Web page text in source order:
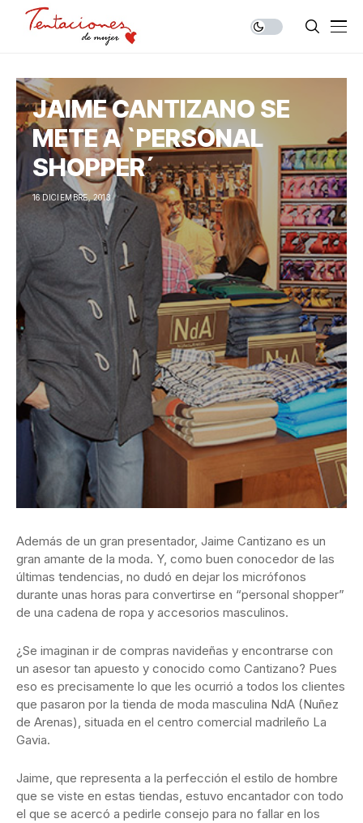
JAIME CANTIZANO SE
METE A `PERSONAL
SHOPPER´
16 DICIEMBRE, 2013
Además de un gran presentador, Jaime Cantizano es un
gran amante de la moda. Y, como buen conocedor de las
últimas tendencias, no dudó en dejar los micrófonos
durante unas horas para convertirse en “personal shopper”
de una cadena de ropa y accesorios masculinos.
¿Se imaginan ir de compras navideñas y encontrarse con
un asesor tan apuesto y conocido como Cantizano? Pues
eso es precisamente lo que les ocurrió a todos los clientes
que pasaron por la tienda de moda masculina NdA (Nuñez
de Arenas), situada en el centro comercial madrileño La
Gavia.
Jaime, que representa a la perfección el estilo de hombre
que se viste en estas tiendas, estuvo encantador con todo
el que se acercó a pedirle consejo para no fallar en los